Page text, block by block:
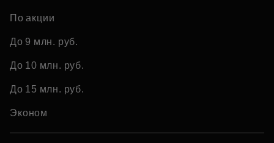
По акции
До 9 млн. руб.
До 10 млн. руб.
До 15 млн. руб.
Эконом